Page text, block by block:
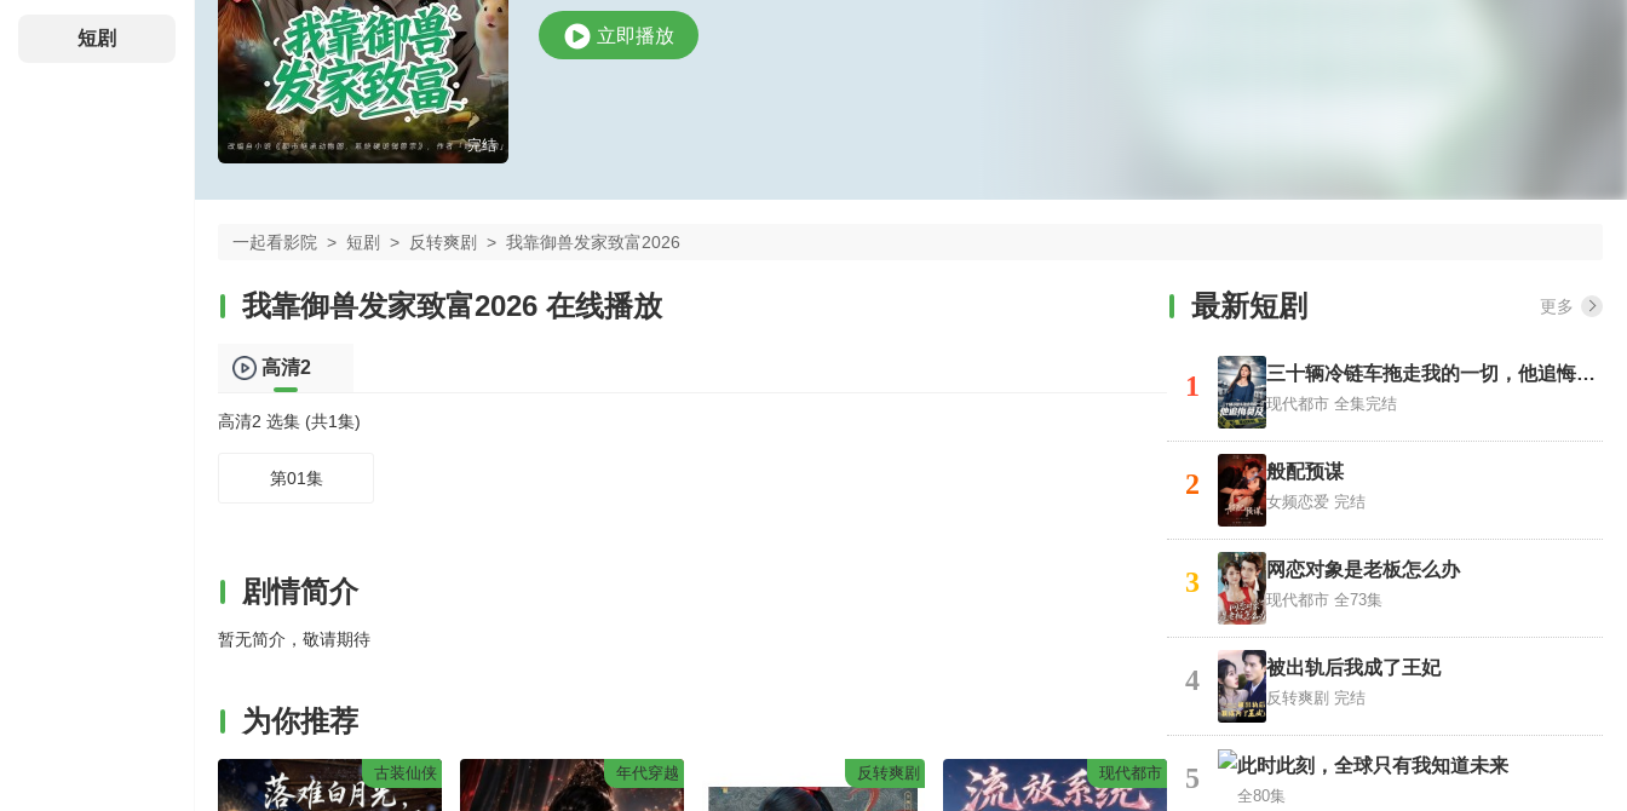
短剧
完结
立即播放
一起看影院 > 短剧 > 反转爽剧 > 我靠御兽发家致富2026
我靠御兽发家致富2026 在线播放
高清2
高清2 选集 (共1集)
第01集
剧情简介
暂无简介，敬请期待
为你推荐
古装仙侠 年代穿越 反转爽剧 现代都市
最新短剧 更多
1 三十辆冷链车拖走我的一切，他追悔莫及
现代都市 全集完结
2 般配预谋
女频恋爱 完结
3 网恋对象是老板怎么办
现代都市 全73集
4 被出轨后我成了王妃
反转爽剧 完结
5 此时此刻，全球只有我知道未来
全80集